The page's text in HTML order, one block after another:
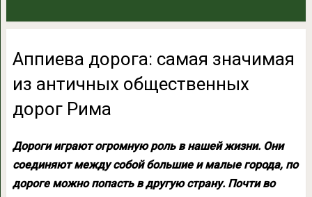
Аппиева дорога: самая значимая
из античных общественных
дорог Рима
Дороги играют огромную роль в нашей жизни. Они
соединяют между собой большие и малые города, по
дороге можно попасть в другую страну. Почти во